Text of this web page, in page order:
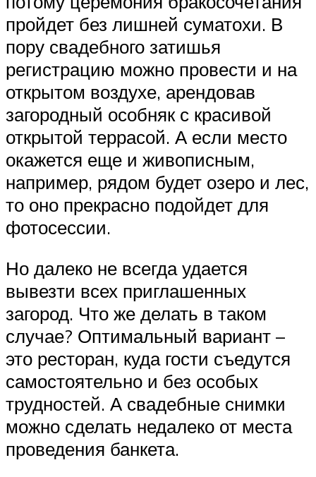
пройдет без лишней суматохи. В
пору свадебного затишья
регистрацию можно провести и на
открытом воздухе, арендовав
загородный особняк с красивой
открытой террасой. А если место
окажется еще и живописным,
например, рядом будет озеро и лес,
то оно прекрасно подойдет для
фотосессии.
Но далеко не всегда удается
вывезти всех приглашенных
загород. Что же делать в таком
случае? Оптимальный вариант –
это ресторан, куда гости съедутся
самостоятельно и без особых
трудностей. А свадебные снимки
можно сделать недалеко от места
проведения банкета.